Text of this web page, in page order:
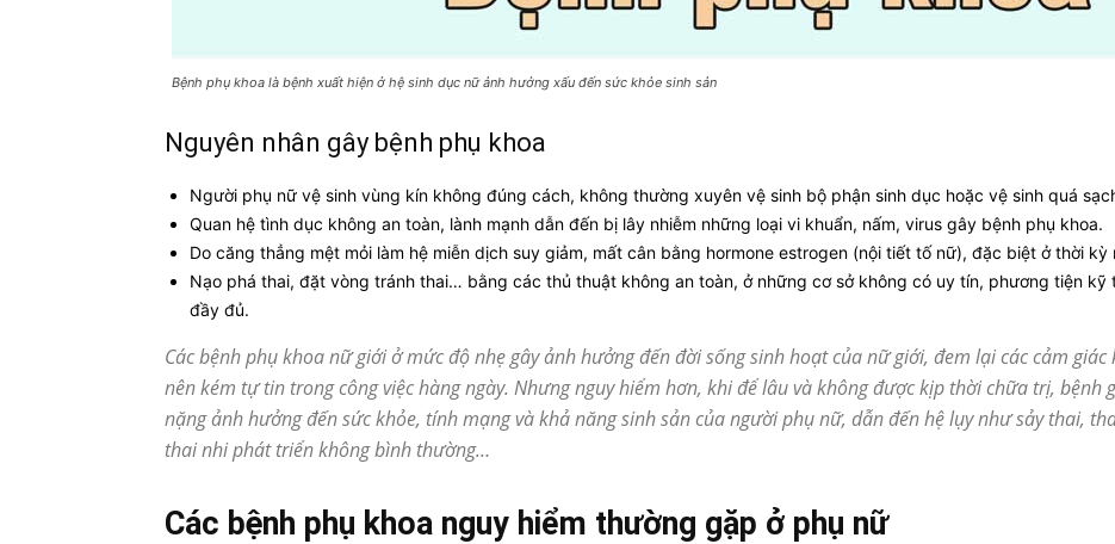
Bệnh phụ khoa là bệnh xuất hiện ở hệ sinh dục nữ ảnh hưởng xấu đến sức khỏe sinh sản
Nguyên nhân gây bệnh phụ khoa
Người phụ nữ vệ sinh vùng kín không đúng cách, không thường xuyên vệ sinh bộ phận sinh dục hoặc vệ sinh quá
Quan hệ tình dục không an toàn, lành mạnh dẫn đến bị lây nhiễm những loại vi khuẩn, nấm, virus gây bệnh phụ khoa.
Do căng thẳng mệt mỏi làm hệ miễn dịch suy giảm, mất cân bằng hormone estrogen (nội tiết tố nữ), đặc biệt ở thời kỳ
Nạo phá thai, đặt vòng tránh thai… bằng các thủ thuật không an toàn, ở những cơ sở không có uy tín, phương tiện kỹ
đầy đủ.
Các bệnh phụ khoa nữ giới ở mức độ nhẹ gây ảnh hưởng đến đời sống sinh hoạt của nữ giới, đem lại các cảm
nên kém tự tin trong công việc hàng ngày. Nhưng nguy hiểm hơn, khi để lâu và không được kịp thời chữa trị, bệnh
nặng ảnh hưởng đến sức khỏe, tính mạng và khả năng sinh sản của người phụ nữ, dẫn đến hệ lụy như sảy thai,
thai nhi phát triển không bình thường…
Các bệnh phụ khoa nguy hiểm thường gặp ở phụ nữ